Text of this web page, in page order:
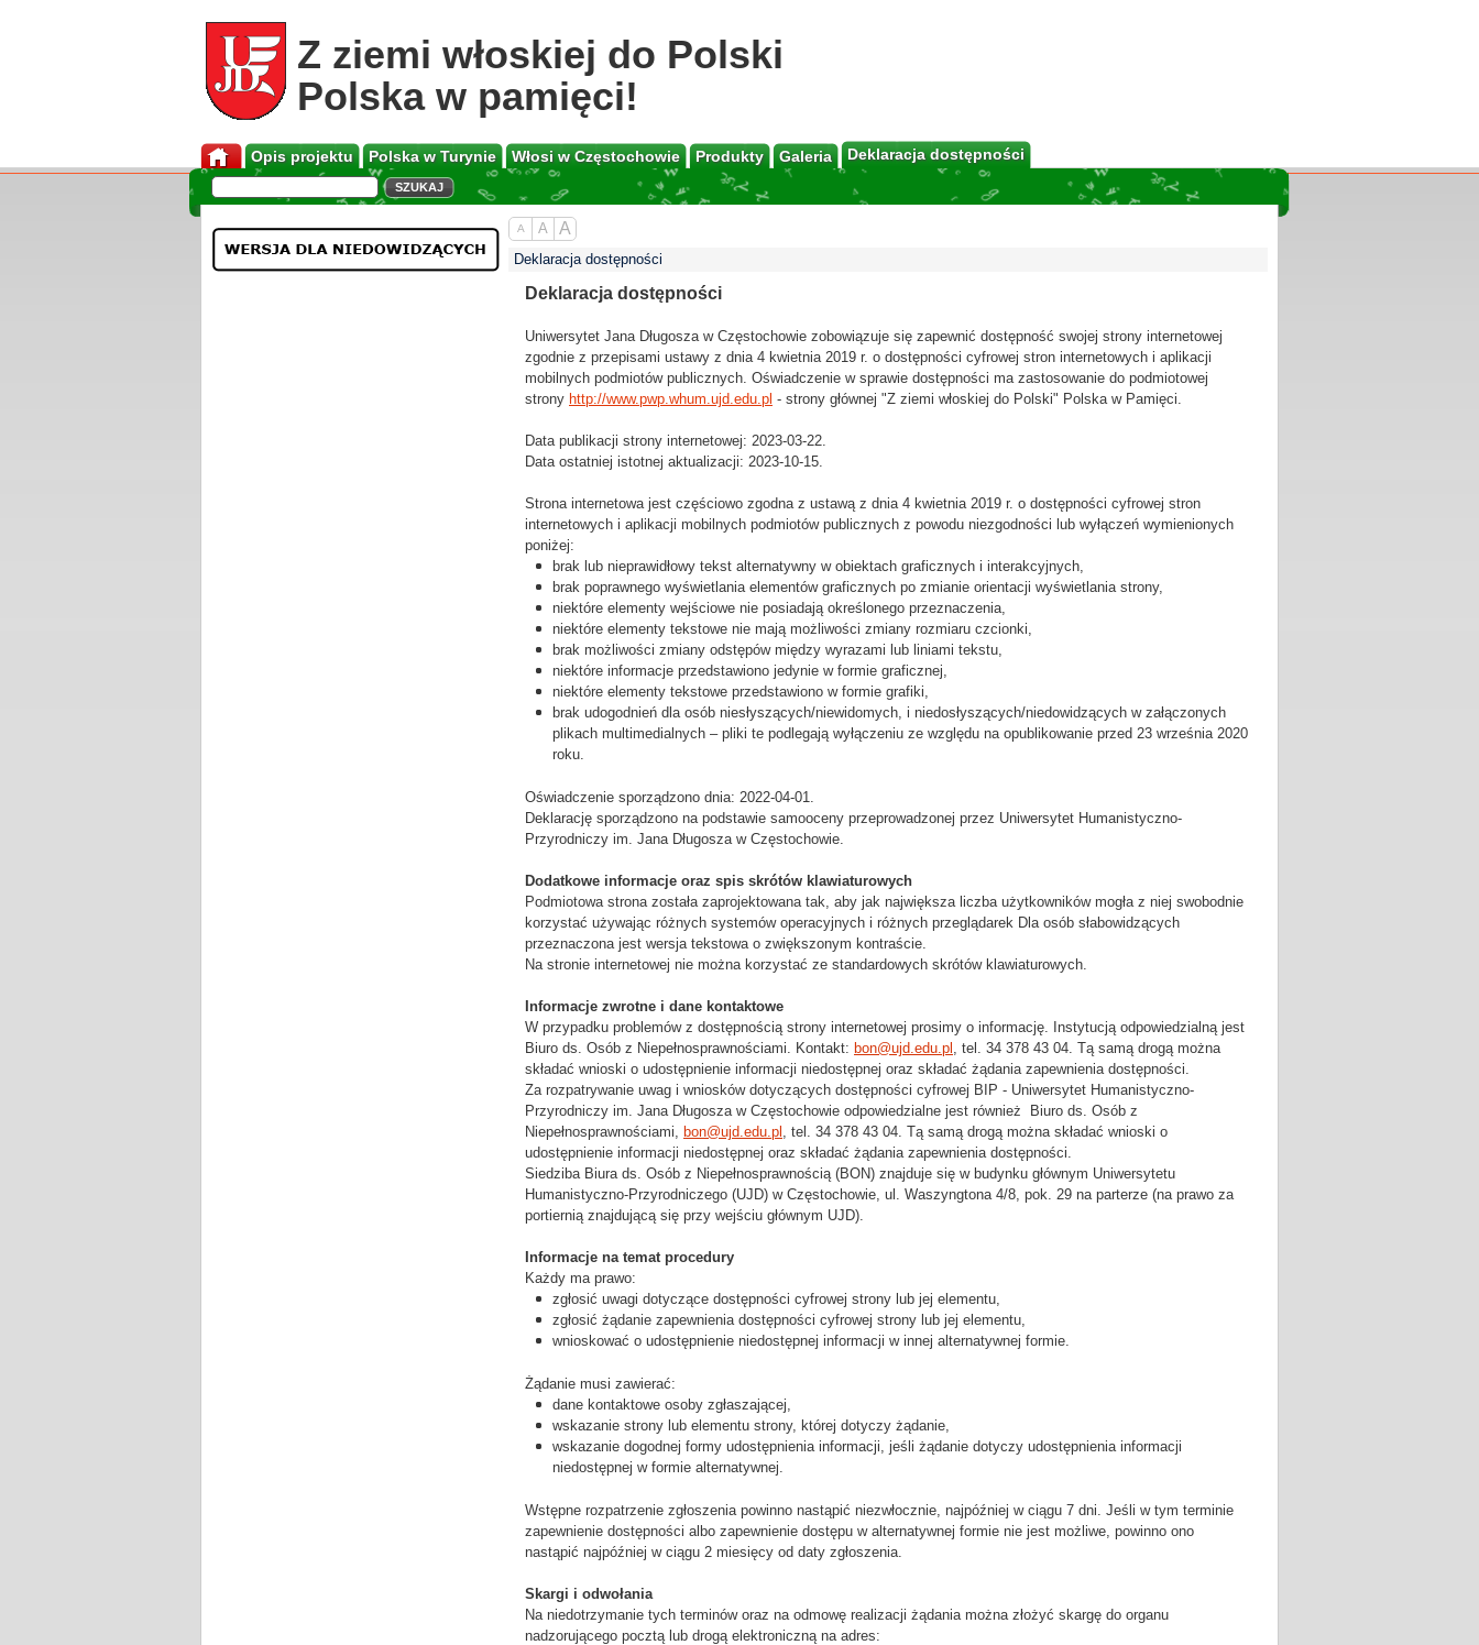
Z ziemi włoskiej do Polski
Polska w pamięci!
Opis projektu Polska w Turynie Włosi w Częstochowie Produkty Galeria Deklaracja dostępności
A A A
Deklaracja dostępności
Deklaracja dostępności
Uniwersytet Jana Długosza w Częstochowie zobowiązuje się zapewnić dostępność swojej strony internetowej
zgodnie z przepisami ustawy z dnia 4 kwietnia 2019 r. o dostępności cyfrowej stron internetowych i aplikacji
mobilnych podmiotów publicznych. Oświadczenie w sprawie dostępności ma zastosowanie do podmiotowej
strony http://www.pwp.whum.ujd.edu.pl - strony głównej "Z ziemi włoskiej do Polski" Polska w Pamięci.
Data publikacji strony internetowej: 2023-03-22.
Data ostatniej istotnej aktualizacji: 2023-10-15.
Strona internetowa jest częściowo zgodna z ustawą z dnia 4 kwietnia 2019 r. o dostępności cyfrowej stron
internetowych i aplikacji mobilnych podmiotów publicznych z powodu niezgodności lub wyłączeń wymienionych
poniżej:
brak lub nieprawidłowy tekst alternatywny w obiektach graficznych i interakcyjnych,
brak poprawnego wyświetlania elementów graficznych po zmianie orientacji wyświetlania strony,
niektóre elementy wejściowe nie posiadają określonego przeznaczenia,
niektóre elementy tekstowe nie mają możliwości zmiany rozmiaru czcionki,
brak możliwości zmiany odstępów między wyrazami lub liniami tekstu,
niektóre informacje przedstawiono jedynie w formie graficznej,
niektóre elementy tekstowe przedstawiono w formie grafiki,
brak udogodnień dla osób niesłyszących/niewidomych, i niedosłyszących/niedowidzących w załączonych
plikach multimedialnych – pliki te podlegają wyłączeniu ze względu na opublikowanie przed 23 września 2020
roku.
Oświadczenie sporządzono dnia: 2022-04-01.
Deklarację sporządzono na podstawie samooceny przeprowadzonej przez Uniwersytet Humanistyczno-
Przyrodniczy im. Jana Długosza w Częstochowie.
Dodatkowe informacje oraz spis skrótów klawiaturowych
Podmiotowa strona została zaprojektowana tak, aby jak największa liczba użytkowników mogła z niej swobodnie
korzystać używając różnych systemów operacyjnych i różnych przeglądarek Dla osób słabowidzących
przeznaczona jest wersja tekstowa o zwiększonym kontraście.
Na stronie internetowej nie można korzystać ze standardowych skrótów klawiaturowych.
Informacje zwrotne i dane kontaktowe
W przypadku problemów z dostępnością strony internetowej prosimy o informację. Instytucją odpowiedzialną jest
Biuro ds. Osób z Niepełnosprawnościami. Kontakt: bon@ujd.edu.pl , tel. 34 378 43 04. Tą samą drogą można
składać wnioski o udostępnienie informacji niedostępnej oraz składać żądania zapewnienia dostępności.
Za rozpatrywanie uwag i wniosków dotyczących dostępności cyfrowej BIP - Uniwersytet Humanistyczno-
Przyrodniczy im. Jana Długosza w Częstochowie odpowiedzialne jest również Biuro ds. Osób z
Niepełnosprawnościami, bon@ujd.edu.pl , tel. 34 378 43 04. Tą samą drogą można składać wnioski o
udostępnienie informacji niedostępnej oraz składać żądania zapewnienia dostępności.
Siedziba Biura ds. Osób z Niepełnosprawnością (BON) znajduje się w budynku głównym Uniwersytetu
Humanistyczno-Przyrodniczego (UJD) w Częstochowie, ul. Waszyngtona 4/8, pok. 29 na parterze (na prawo za
portiernią znajdującą się przy wejściu głównym UJD).
Informacje na temat procedury
Każdy ma prawo:
zgłosić uwagi dotyczące dostępności cyfrowej strony lub jej elementu,
zgłosić żądanie zapewnienia dostępności cyfrowej strony lub jej elementu,
wnioskować o udostępnienie niedostępnej informacji w innej alternatywnej formie.
Żądanie musi zawierać:
dane kontaktowe osoby zgłaszającej,
wskazanie strony lub elementu strony, której dotyczy żądanie,
wskazanie dogodnej formy udostępnienia informacji, jeśli żądanie dotyczy udostępnienia informacji
niedostępnej w formie alternatywnej.
Wstępne rozpatrzenie zgłoszenia powinno nastąpić niezwłocznie, najpóźniej w ciągu 7 dni. Jeśli w tym terminie
zapewnienie dostępności albo zapewnienie dostępu w alternatywnej formie nie jest możliwe, powinno ono
nastąpić najpóźniej w ciągu 2 miesięcy od daty zgłoszenia.
Skargi i odwołania
Na niedotrzymanie tych terminów oraz na odmowę realizacji żądania można złożyć skargę do organu
nadzorującego pocztą lub drogą elektroniczną na adres: